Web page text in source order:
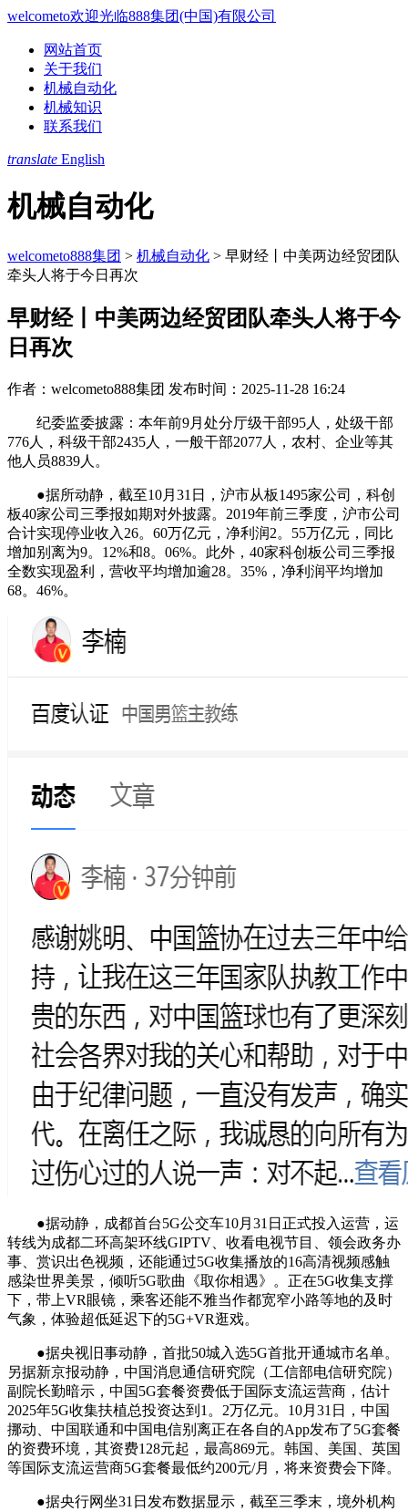
welcometo欢迎光临888集团(中国)有限公司
网站首页
关于我们
机械自动化
机械知识
联系我们
translate English
机械自动化
welcometo888集团 > 机械自动化 > 早财经丨中美两边经贸团队
牵头人将于今日再次
早财经丨中美两边经贸团队牵头人将于今
日再次
作者：welcometo888集团 发布时间：2025-11-28 16:24
纪委监委披露：本年前9月处分厅级干部95人，处级干部
776人，科级干部2435人，一般干部2077人，农村、企业等其
他人员8839人。
●据所动静，截至10月31日，沪市从板1495家公司，科创
板40家公司三季报如期对外披露。2019年前三季度，沪市公司
合计实现停业收入26。60万亿元，净利润2。55万亿元，同比
增加别离为9。12%和8。06%。此外，40家科创板公司三季报
全数实现盈利，营收平均增加逾28。35%，净利润平均增加
68。46%。
●据动静，成都首台5G公交车10月31日正式投入运营，运
转线为成都二环高架环线GIPTV、收看电视节目、领会政务办
事、赏识出色视频，还能通过5G收集播放的16高清视频感触
感染世界美景，倾听5G歌曲《取你相遇》。正在5G收集支撑
下，带上VR眼镜，乘客还能不雅当作都宽窄小路等地的及时
气象，体验超低延迟下的5G+VR逛戏。
●据央视旧事动静，首批50城入选5G首批开通城市名单。
另据新京报动静，中国消息通信研究院（工信部电信研究院）
副院长勤暗示，中国5G套餐资费低于国际支流运营商，估计
2025年5G收集扶植总投资达到1。2万亿元。10月31日，中国
挪动、中国联通和中国电信别离正在各自的App发布了5G套餐
的资费环境，其资费128元起，最高869元。韩国、美国、英国
等国际支流运营商5G套餐最低约200元/月，将来资费会下降。
●据央行网坐31日发布数据显示，截至三季末，境外机构